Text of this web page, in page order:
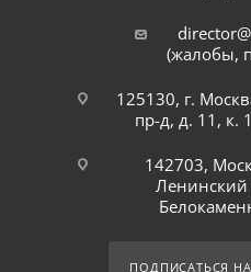
(жалобы,
125130, г.
пр-д, д. 11, к.
142703,
Ленинский
ПОДПИСАТЬСЯ